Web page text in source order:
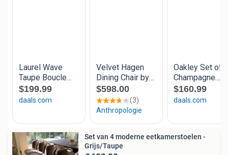
Set van 4 moderne eetkamerstoelen -
Grijs/Taupe